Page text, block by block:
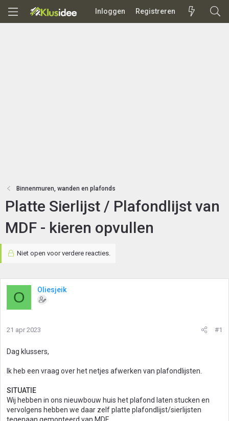
Inloggen Registreren
Binnenmuren, wanden en plafonds
Platte Sierlijst / Plafondlijst van
MDF - kieren opvullen
Niet open voor verdere reacties.
O Oliesjeik
21 apr 2023 #1
Dag klussers,
Ik heb een vraag over het netjes afwerken van plafondlijsten.
SITUATIE
Wij hebben in ons nieuwbouw huis het plafond laten stucken en
vervolgens hebben we daar zelf platte plafondlijst/sierlijsten